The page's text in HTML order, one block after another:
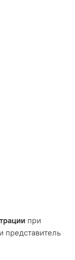
при
представитель